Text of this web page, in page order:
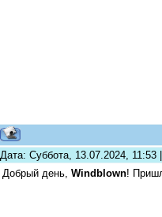
Дата: Суббота, 13.07.2024,
Добрый день, Windblown!